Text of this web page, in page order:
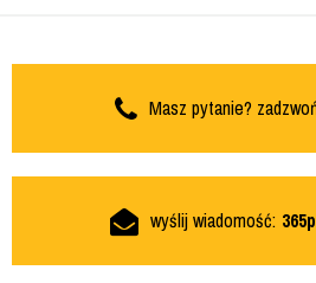
Masz pytanie?
wyślij wiadomość: